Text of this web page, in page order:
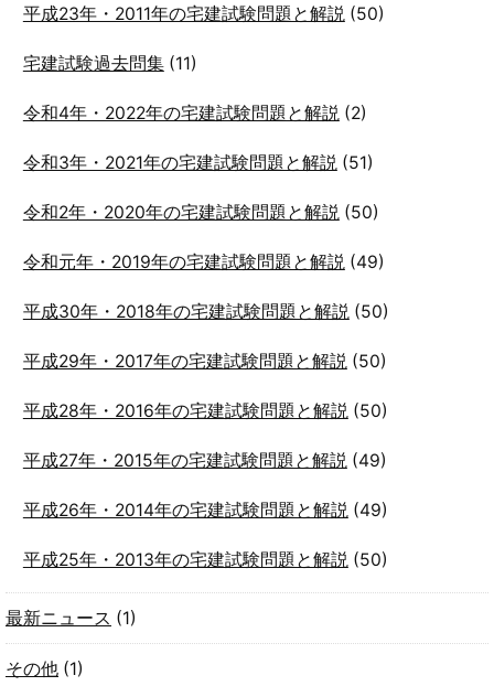
平成23年・2011年の宅建試験問題と解説(50)
宅建試験過去問集(11)
令和4年・2022年の宅建試験問題と解説(2)
令和3年・2021年の宅建試験問題と解説(51)
令和2年・2020年の宅建試験問題と解説(50)
令和元年・2019年の宅建試験問題と解説(49)
平成30年・2018年の宅建試験問題と解説(50)
平成29年・2017年の宅建試験問題と解説(50)
平成28年・2016年の宅建試験問題と解説(50)
平成27年・2015年の宅建試験問題と解説(49)
平成26年・2014年の宅建試験問題と解説(49)
平成25年・2013年の宅建試験問題と解説(50)
最新ニュース (1)
その他 (1)